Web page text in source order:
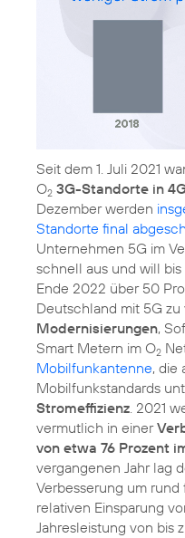
Seit dem 1. Juli 2021
O2 3G-Standorte in
Dezember werden
Standorte final
Unternehmen 5G im
schnell aus und will bis
Ende 2022 über 50
Deutschland mit 5G
Modernisierungen,
Smart Metern im O2
Mobilfunkantenne, die
Mobilfunkstandards
Stromeffizienz. 2021
vermutlich in einer
von etwa 76 Prozent
vergangenen Jahr lag
Verbesserung um
relativen Einsparung
Jahresleistung von bis